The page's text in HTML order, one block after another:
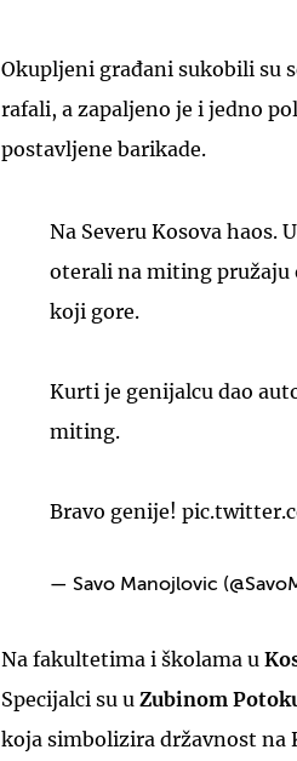
Okupljeni građani sukobili su
rafali, a zapaljeno je i jedno
postavljene barikade.
Na Severu Kosova haos.
oterali na miting pružaju
koji gore.
Kurti je genijalcu dao
miting.
Bravo genije!
— Savo Manojlovic
Na fakultetima i školama u
Specijalci su u Zubinom
koja simbolizira državnost na